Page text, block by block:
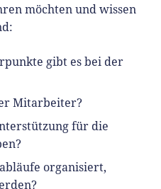
möchten und wissen
gibt es bei der
Mitarbeiter?
für die
organisiert,